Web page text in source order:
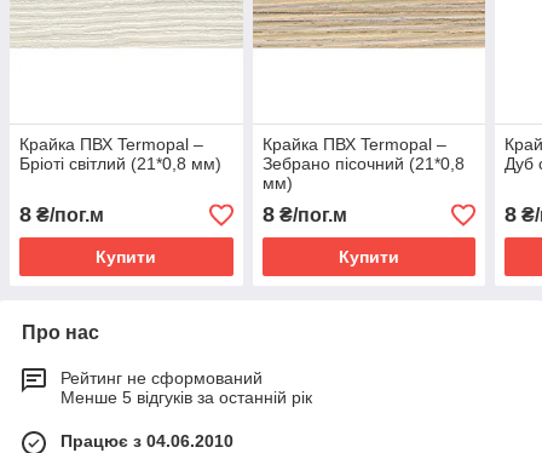
Крайка ПВХ Termopal ‒
Бріоті світлий (21*0,8 мм)
8 ₴/пог.м
Купити
Крайка ПВХ Termopal ‒
Зебрано пісочний (21*0,8
мм)
8₴/пог.м
Купити
Дуб
8 ₴/
Про нас
Рейтинг не сформований
Менше 5 відгуків за останній рік
Працює з 04.06.2010